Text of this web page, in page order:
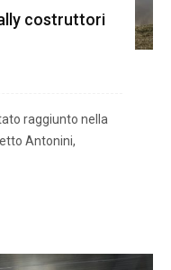
costruttori
raggiunto nella
Antonini,